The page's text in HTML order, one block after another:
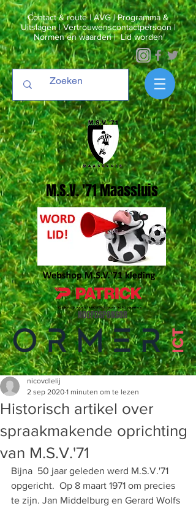
Contact & route|AVG|Programma &
Uitslagen|Vertrouwenscontactpersoon|
Normen en waarden|Lid worden
M.S.V. '71 Maassluis
HOOFDSPONSOR
Historisch artikel over
spraakmakende oprichting
van M.S.V.'71
nicovdlelij
2 sep 2020 1 minuten om te lezen
Bijna  50 jaar geleden werd M.S.V.'71
opgericht.  Op 8 maart 1971 om precies
te zijn. Jan Middelburg en Gerard Wolfs